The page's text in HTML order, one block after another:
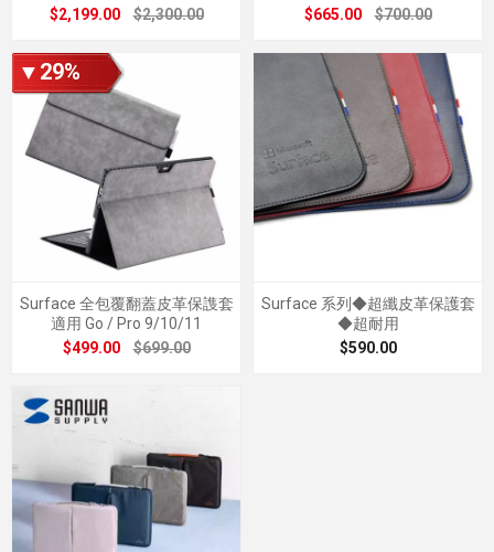
$2,199.00
$2,300.00
$665.00
$700.00
▼29%
Surface 全包覆翻蓋皮革保謢套
適用 Go / Pro 9/10/11
$499.00
$699.00
Surface 系列◆超纖皮革保護套
◆超耐用
$590.00